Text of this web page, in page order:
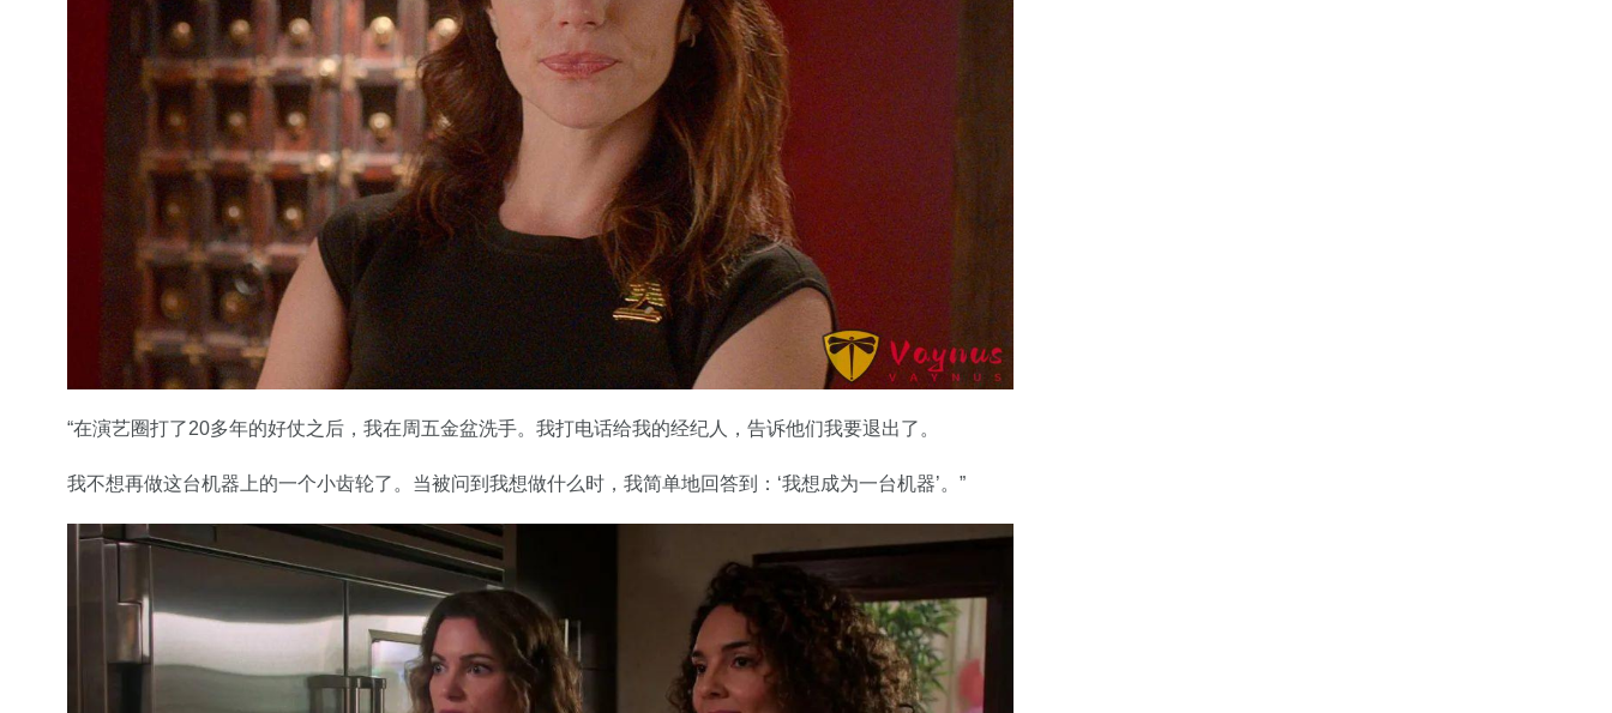
“在演艺圈打了20多年的好仗之后，我在周五金盆洗手。我打电话给我的经纪人，告诉他们我要退出了。
我不想再做这台机器上的一个小齿轮了。当被问到我想做什么时，我简单地回答到：‘我想成为一台机器’。”